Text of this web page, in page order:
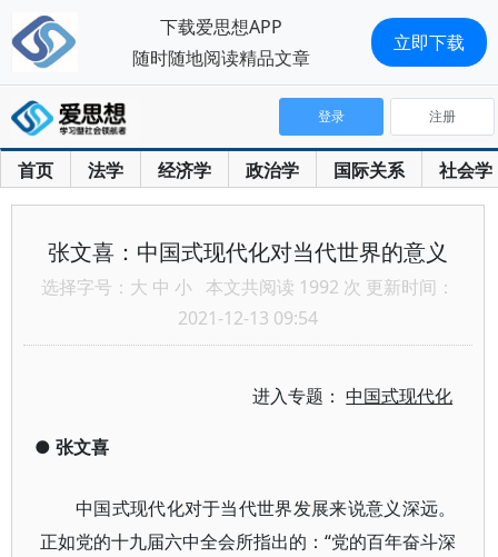
首页 法学 经济学 政治学 国际关系 社会学
登录 注册
张文喜：中国式现代化对当代世界的意义
选择字号： 大 中 小 本文共阅读 1992 次 更新时间：
2021-12-13 09:54
进入专题：中国式现代化
● 张文喜
中国式现代化对于当代世界发展来说意义深远。
正如党的十九届六中全会所指出的：“党的百年奋斗深
下载爱思想APP
随时随地阅读精品文章
立即下载